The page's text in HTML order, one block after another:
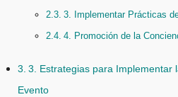
3. Implementar Prácticas
4. Promoción de la
3. Estrategias para Implementar
Evento